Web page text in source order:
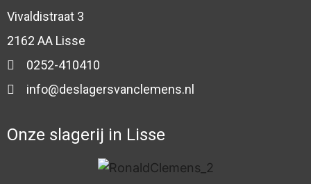
Vivaldistraat 3
2162 AA Lisse
0252-410410
info@deslagersvanclemens.nl
Onze slagerij in Lisse